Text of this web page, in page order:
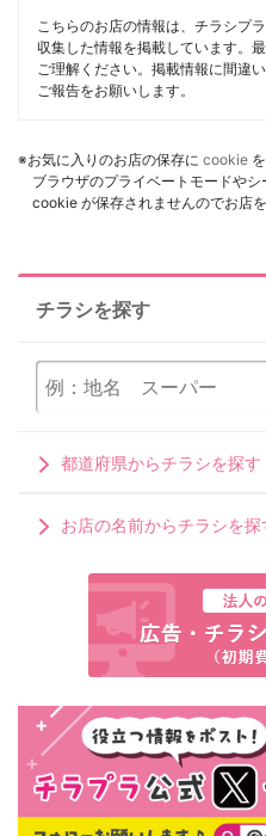
こちらのお店の情報は、チラシプ
収集した情報を掲載しています。
ご理解ください。掲載情報に間違
ご報告をお願いします。
※お気に入りのお店の保存に cookie
ブラウザのプライベートモードや
cookie が保存されませんのでお店
チラシを探す
都道府県からチラシを探す
お店の名前からチラシを探